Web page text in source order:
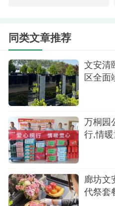
代客祭扫
粽香飘溢传温情
端午节当天，万桐园
免费送上礼粽（每个家庭1
等节日好物。一份份节日
让前来追思的家属真切感
心关怀。
同类文章推荐
文安清
区全面
万桐园
行,情
廊坊文
代祭套